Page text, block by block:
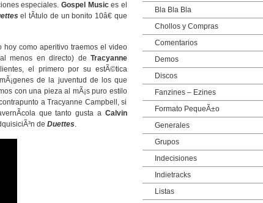
especiales. Gospel Musices el
el tÃ­tulo de un bonito 10â€ que
hoy como aperitivo traemos el video
menos en directo) deTracyanne
el primero por su estÃ©tica
de la juventud de los que
con una pieza al mÃ¡s puro estilo
a Tracyanne Campbell, si
que tanto gusta a Calvin
de Duettes.
Bla Bla Bla
Chollos y Compras
Comentarios
Demos
Discos
Fanzines – Ezines
Formato PequeÃ±o
Generales
Grupos
Indecisiones
Indietracks
Listas